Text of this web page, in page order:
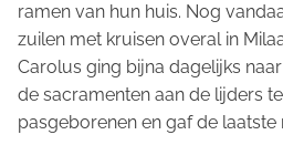
ramen van hun huis. Nog
zuilen met kruisen overal in
Carolus ging bijna dagelijks
de sacramenten aan de lijders
pasgeborenen en gaf de laatste